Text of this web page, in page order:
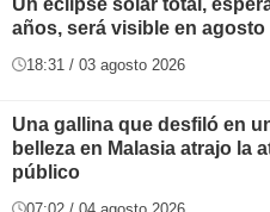
años, será visible en agosto
18:31 / 03 agosto 2026
Una gallina que desfiló en
belleza en Malasia atrajo la
público